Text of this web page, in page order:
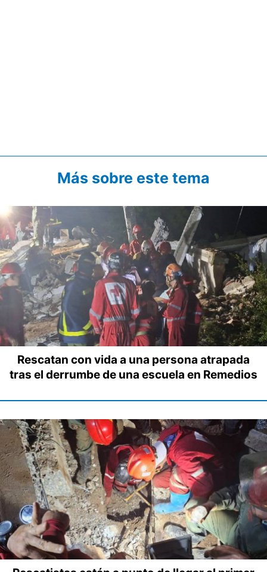
Más sobre este tema
Rescatan con vida a una persona atrapada
tras el derrumbe de una escuela en Remedios